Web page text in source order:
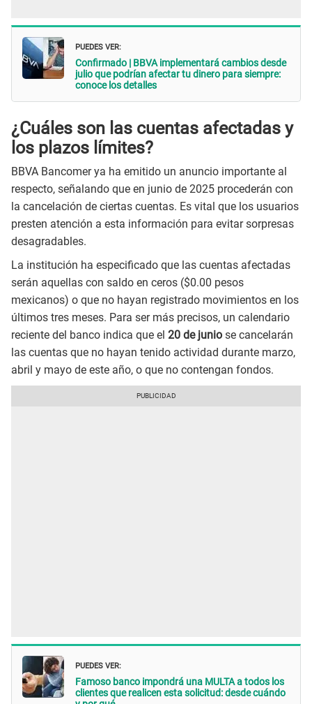
PUEDES VER:
Confirmado | BBVA implementará cambios desde
julio que podrían afectar tu dinero para siempre:
conoce los detalles
¿Cuáles son las cuentas afectadas y
los plazos límites?
BBVA Bancomer ya ha emitido un anuncio importante al
respecto, señalando que en junio de 2025 procederán con
la cancelación de ciertas cuentas. Es vital que los usuarios
presten atención a esta información para evitar sorpresas
desagradables.
La institución ha especificado que las cuentas afectadas
serán aquellas con saldo en ceros ($0.00 pesos
mexicanos) o que no hayan registrado movimientos en los
últimos tres meses. Para ser más precisos, un calendario
reciente del banco indica que el 20 de junio se cancelarán
las cuentas que no hayan tenido actividad durante marzo,
abril y mayo de este año, o que no contengan fondos.
PUEDES VER:
Famoso banco impondrá una MULTA a todos los
clientes que realicen esta solicitud: desde cuándo